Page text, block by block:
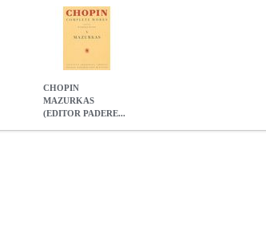
CHOPIN
MAZURKAS
(EDITOR PADERE...